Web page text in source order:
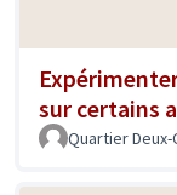
sur certains
Quartier Deux-